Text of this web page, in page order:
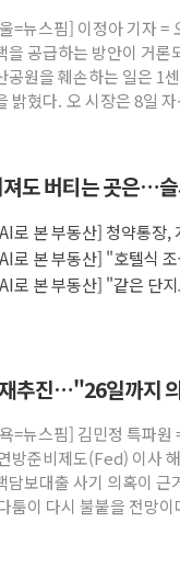
=뉴스핌] 이정아 기자 =
을 공급하는 방안이 거론
공원을 훼손하는 일은 1
밝혔다. 오 시장은 8일
도 버티는 곳은…
로 본 부동산] 청약통장,
용 따져보니
로 본 부동산] "호텔식
스의 속사정
로 본 부동산] "같은 단
추진…"26일까지
=뉴스핌] 김민정 특파원
방준비제도(Fed) 이사
담보대출 사기 의혹이 근
툼이 다시 불붙을 전망